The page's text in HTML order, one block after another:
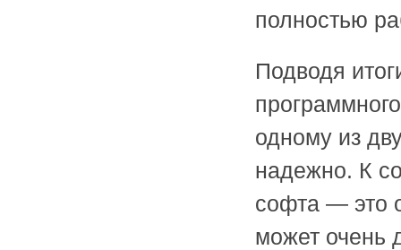
полностью
Подводя
одному из
надежно. К
софта — это
может очень